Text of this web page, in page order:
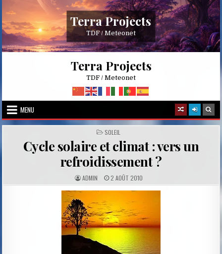
content
Terra Projects
TDF / Meteonet
Terra Projects
TDF / Meteonet
MENU
POSTED
IN
SOLEIL
Cycle solaire et climat : vers un
refroidissement ?
A
U
T
H
O
R
:
ADMIN P
U
B
S
H
E
D
D
T
E
2 AOÛT 2010